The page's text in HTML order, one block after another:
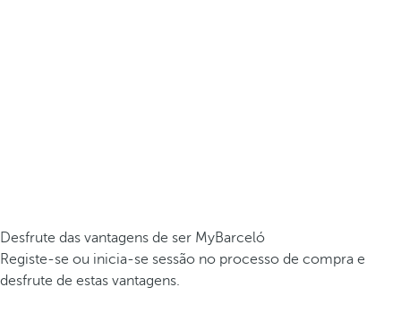
Desfrute das vantagens de ser MyBarceló
Registe-se ou inicia-se sessão no processo de compra e
desfrute de estas vantagens.